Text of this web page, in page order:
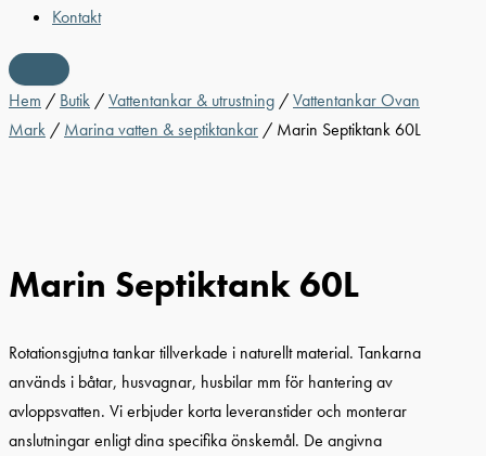
Kontakt
Hem / Butik /Vattentankar & utrustning /Vattentankar Ovan
Mark / Marina vatten & septiktankar / Marin Septiktank 60L
Marin Septiktank 60L
Rotationsgjutna tankar tillverkade i naturellt material. Tankarna
används i båtar, husvagnar, husbilar mm för hantering av
avloppsvatten. Vi erbjuder korta leveranstider och monterar
anslutningar enligt dina specifika önskemål. De angivna